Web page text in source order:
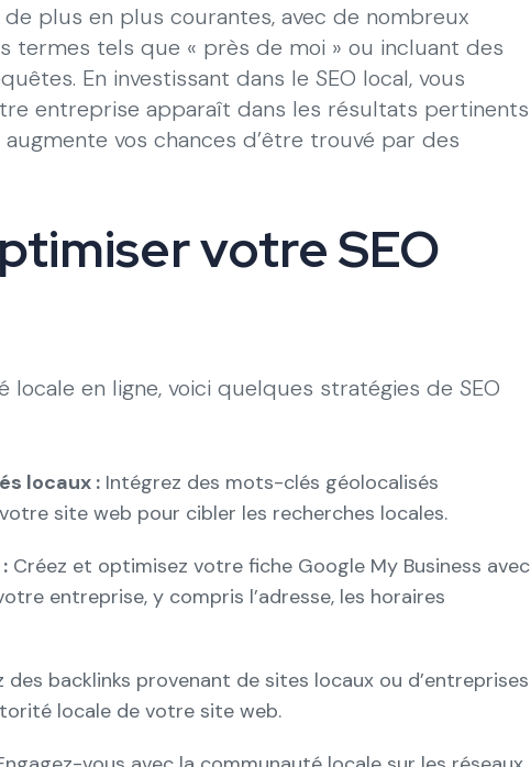
plus en plus courantes, avec de nombreux
termes tels que « près de moi » ou incluant des
En investissant dans le SEO local, vous
entreprise apparaît dans les résultats pertinents
vos chances d’être trouvé par des
votre SEO
locale en ligne, voici quelques stratégies de SEO
locaux : Intégrez des mots-clés géolocalisés
site web pour cibler les recherches locales.
Créez et optimisez votre fiche Google My Business avec
entreprise, y compris l’adresse, les horaires
des backlinks provenant de sites locaux ou d’entreprises
locale de votre site web.